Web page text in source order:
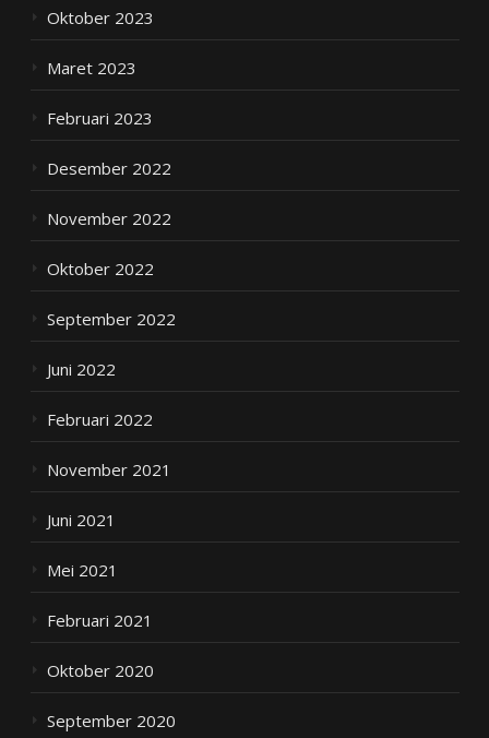
Oktober 2023
Maret 2023
Februari 2023
Desember 2022
November 2022
Oktober 2022
September 2022
Juni 2022
Februari 2022
November 2021
Juni 2021
Mei 2021
Februari 2021
Oktober 2020
September 2020